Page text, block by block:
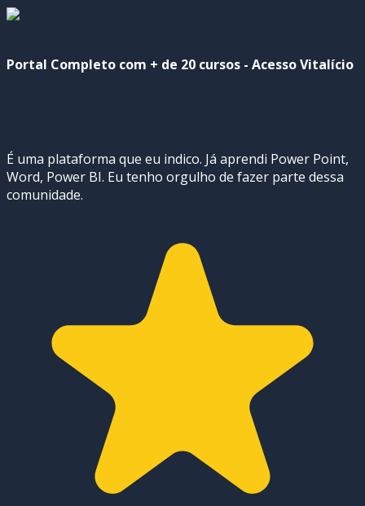
Portal Completo com + de 20 cursos - Acesso Vitalício
É uma plataforma que eu indico. Já aprendi Power Point,
Word, Power BI. Eu tenho orgulho de fazer parte dessa
comunidade.